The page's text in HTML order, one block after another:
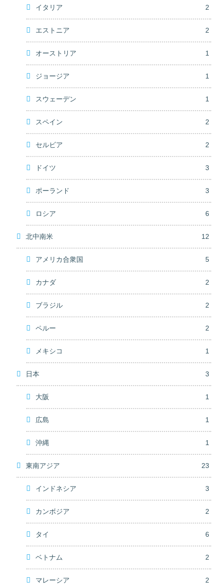
イタリア 2
エストニア 2
オーストリア 1
ジョージア 1
スウェーデン 1
スペイン 2
セルビア 2
ドイツ 3
ポーランド 3
ロシア 6
北中南米 12
アメリカ合衆国 5
カナダ 2
ブラジル 2
ペルー 2
メキシコ 1
日本 3
大阪 1
広島 1
沖縄 1
東南アジア 23
インドネシア 3
カンボジア 2
タイ 6
ベトナム 2
マレーシア 2